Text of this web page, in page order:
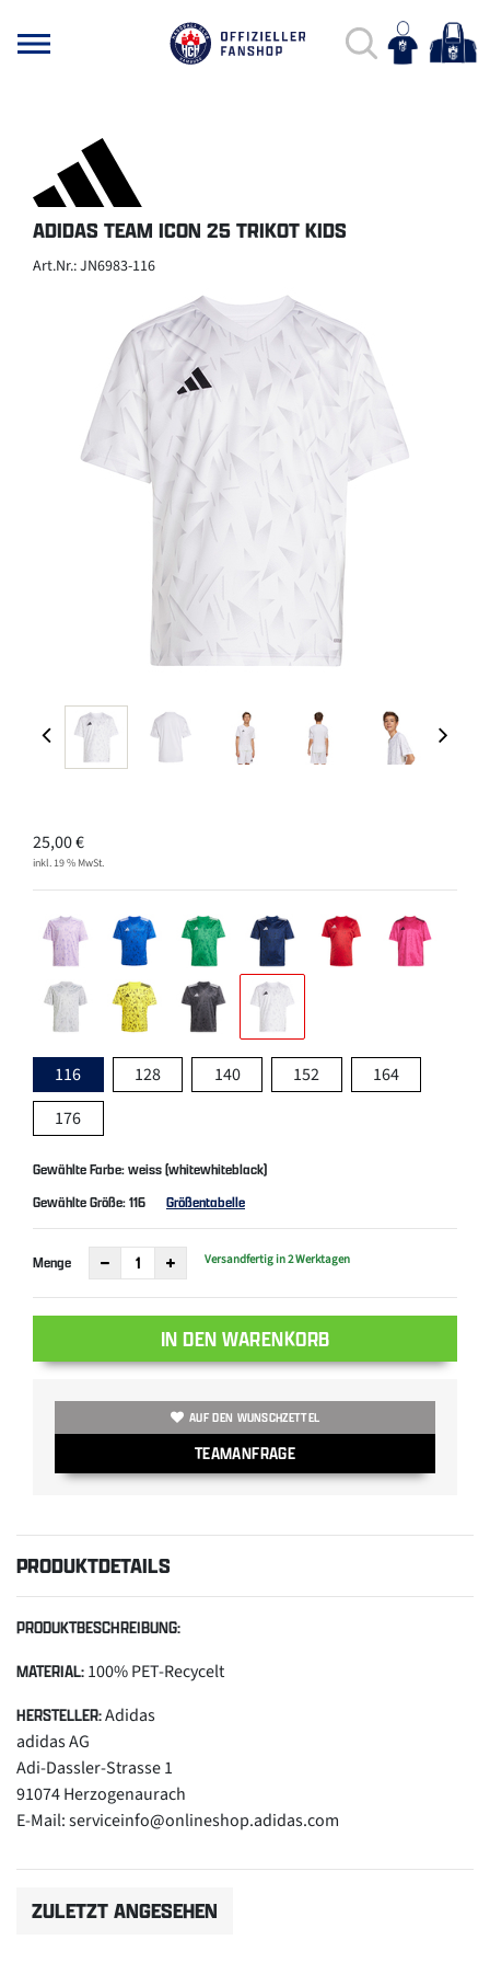
ADIDAS TEAM ICON 25 TRIKOT KIDS
Art.Nr.: JN6983-116
25,00€
inkl. 19 % MwSt.
116 128 140 152
164
176
Gewählte Farbe: weiss (whitewhiteblack)
Gewählte Größe:116 Größentabelle
Menge Versandfertig in 2 Werktagen
IN DEN WARENKORB
AUF DEN WUNSCHZETTEL
TEAMANFRAGE
PRODUKTDETAILS
PRODUKTBESCHREIBUNG:
MATERIAL: 100% PET-Recycelt
HERSTELLER:Adidas
adidas AG
Adi-Dassler-Strasse 1
91074 Herzogenaurach
E-Mail: serviceinfo@onlineshop.adidas.com
ZULETZT ANGESEHEN